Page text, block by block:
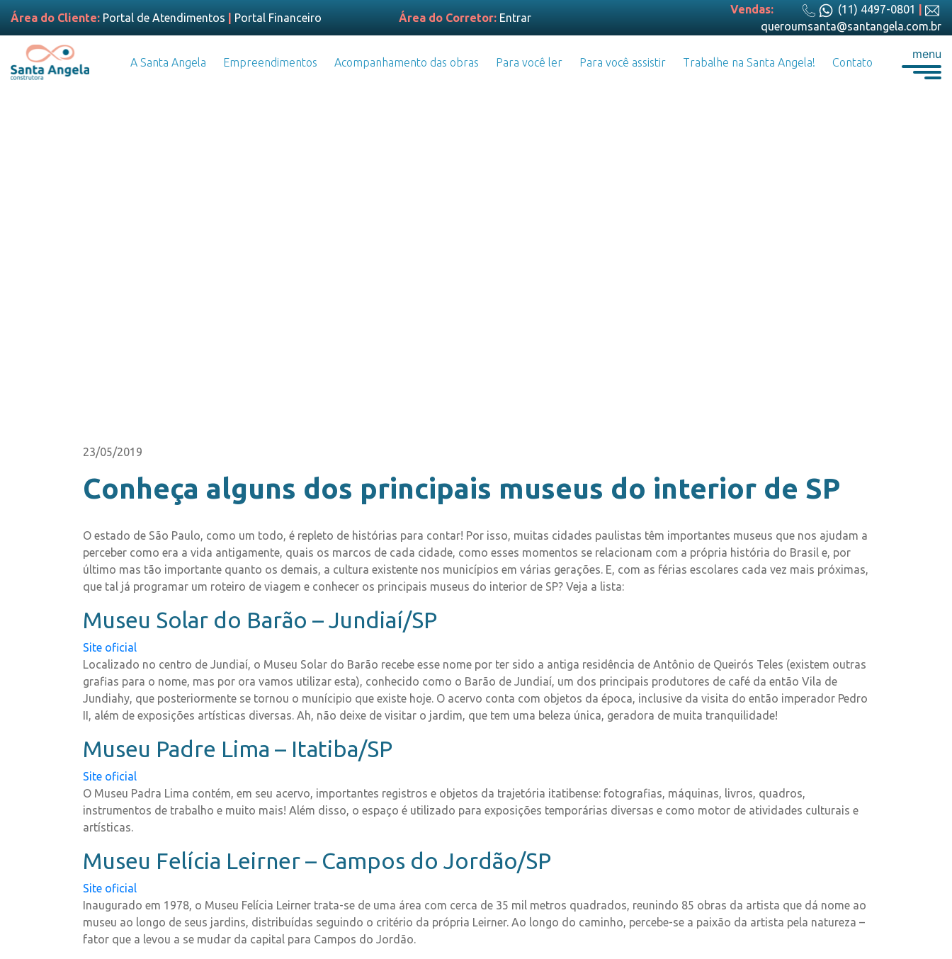
Área do Cliente: Portal de Atendimentos Portal Financeiro Área do Corretor: Entrar
Vendas: (11) 4497-0801
queroumsanta@santangela.com.br
A Santa Angela Empreendimentos Acompanhamento das obras Para você ler Para você assistir Trabalhe na Santa Angela! Contato
menu
23/05/2019
Conheça alguns dos principais museus do interior de SP
O estado de São Paulo, como um todo, é repleto de histórias para contar! Por isso, muitas cidades paulistas têm importantes museus que nos ajudam a
perceber como era a vida antigamente, quais os marcos de cada cidade, como esses momentos se relacionam com a própria história do Brasil e, por
último mas tão importante quanto os demais, a cultura existente nos municípios em várias gerações. E, com as férias escolares cada vez mais próximas,
que tal já programar um roteiro de viagem e conhecer os principais museus do interior de SP? Veja a lista:
Museu Solar do Barão – Jundiaí/SP
Site oficial
Localizado no centro de Jundiaí, o Museu Solar do Barão recebe esse nome por ter sido a antiga residência de Antônio de Queirós Teles (existem outras
grafias para o nome, mas por ora vamos utilizar esta), conhecido como o Barão de Jundiaí, um dos principais produtores de café da então Vila de
Jundiahy, que posteriormente se tornou o munícipio que existe hoje. O acervo conta com objetos da época, inclusive da visita do então imperador Pedro
II, além de exposições artísticas diversas. Ah, não deixe de visitar o jardim, que tem uma beleza única, geradora de muita tranquilidade!
Museu Padre Lima – Itatiba/SP
Site oficial
O Museu Padra Lima contém, em seu acervo, importantes registros e objetos da trajetória itatibense: fotografias, máquinas, livros, quadros,
instrumentos de trabalho e muito mais! Além disso, o espaço é utilizado para exposições temporárias diversas e como motor de atividades culturais e
artísticas.
Museu Felícia Leirner – Campos do Jordão/SP
Site oficial
Inaugurado em 1978, o Museu Felícia Leirner trata-se de uma área com cerca de 35 mil metros quadrados, reunindo 85 obras da artista que dá nome ao
museu ao longo de seus jardins, distribuídas seguindo o critério da própria Leirner. Ao longo do caminho, percebe-se a paixão da artista pela natureza –
fator que a levou a se mudar da capital para Campos do Jordão.